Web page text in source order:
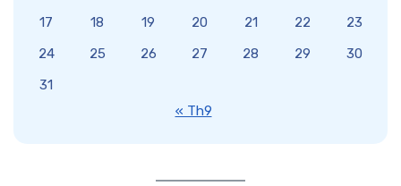
17
18 19 20 21 22
23
24
25 26 27 28 29
30
31
« Th9